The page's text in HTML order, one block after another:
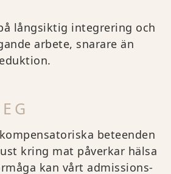
långsiktig integrering och
arbete, snarare än
beteenden
kring mat påverkar hälsa
kan vårt admissions-